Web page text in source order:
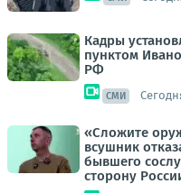
Кадры
пунктом
РФ
СМИ
«Сложите
всушник
бывшего
сторону